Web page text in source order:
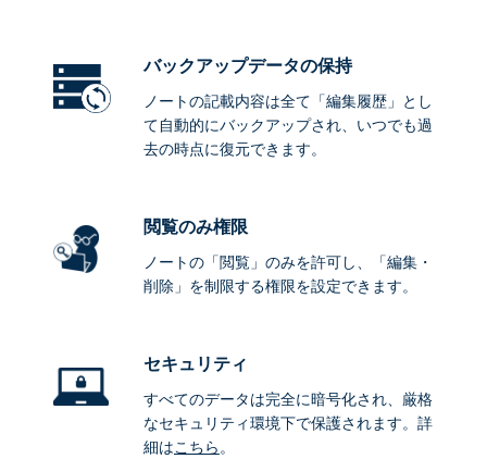
バックアップデータの保持
ノートの記載内容は全て「編集履歴」とし
て自動的にバックアップされ、いつでも過
去の時点に復元できます。
閲覧のみ権限
ノートの「閲覧」のみを許可し、「編集・
削除」を制限する権限を設定できます。
セキュリティ
すべてのデータは完全に暗号化され、厳格
なセキュリティ環境下で保護されます。詳
細はこちら。